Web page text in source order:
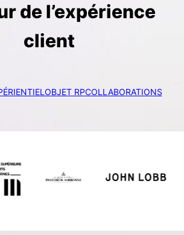
de l’expérience
client
OBJET RPCOLLABORATIONS